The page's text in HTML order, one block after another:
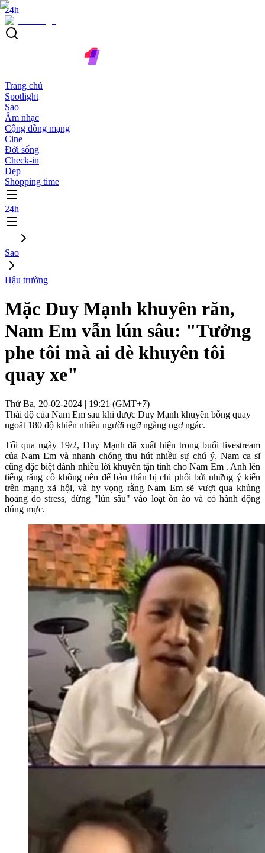
24h
Trang chủ
Spotlight
Sao
Âm nhạc
Cộng đồng mạng
Cine
Đời sống
Check-in
Đẹp
Shopping time
24h
Sao
Hậu trường
Mặc Duy Mạnh khuyên răn,
Nam Em vẫn lún sâu: "Tưởng
phe tôi mà ai dè khuyên tôi
quay xe"
Thứ Ba, 20-02-2024 | 19:21 (GMT+7)
Thái độ của Nam Em sau khi được Duy Mạnh khuyên bỗng quay
ngoắt 180 độ khiến nhiều người ngỡ ngàng ngơ ngác.
Tối qua ngày 19/2, Duy Mạnh đã xuất hiện trong buổi livestream
của Nam Em và nhanh chóng thu hút nhiều sự chú ý. Nam ca sĩ
cũng đặc biệt dành nhiều lời khuyên tận tình cho Nam Em . Anh lên
tiếng rằng cô không nên để bản thân bị chi phối bởi những ý kiến
trên mạng xã hội, và hy vọng rằng Nam Em sẽ vượt qua khủng
hoảng do stress, đừng "lún sâu" vào loạt ồn ào và có hành động
đúng mực.